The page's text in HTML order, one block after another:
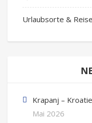
Urlaubsorte &
Krapanj –
Mai 2026